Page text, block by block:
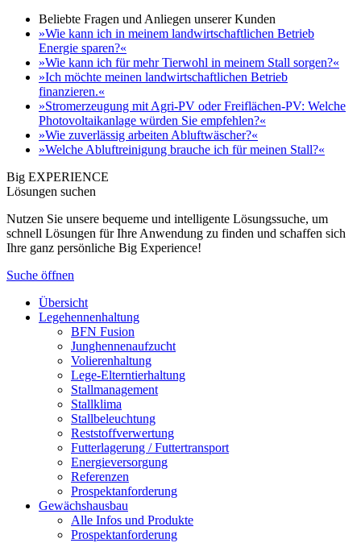
Beliebte Fragen und Anliegen unserer Kunden
»Wie kann ich in meinem landwirtschaftlichen Betrieb
Energie sparen?«
»Wie kann ich für mehr Tierwohl in meinem Stall sorgen?«
»Ich möchte meinen landwirtschaftlichen Betrieb
finanzieren.«
»Stromerzeugung mit Agri-PV oder Freiflächen-PV: Welche
Photovoltaikanlage würden Sie empfehlen?«
»Wie zuverlässig arbeiten Abluftwäscher?«
»Welche Abluftreinigung brauche ich für meinen Stall?«
Big EXPERIENCE
Lösungen suchen
Nutzen Sie unsere bequeme und intelligente Lösungssuche, um
schnell Lösungen für Ihre Anwendung zu finden und schaffen sich
Ihre ganz persönliche Big Experience!
Suche öffnen
Übersicht
Legehennenhaltung
BFN Fusion
Junghennenaufzucht
Volierenhaltung
Lege-Elterntierhaltung
Stallmanagement
Stallklima
Stallbeleuchtung
Reststoffverwertung
Futterlagerung / Futtertransport
Energieversorgung
Referenzen
Prospektanforderung
Gewächshausbau
Alle Infos und Produkte
Prospektanforderung